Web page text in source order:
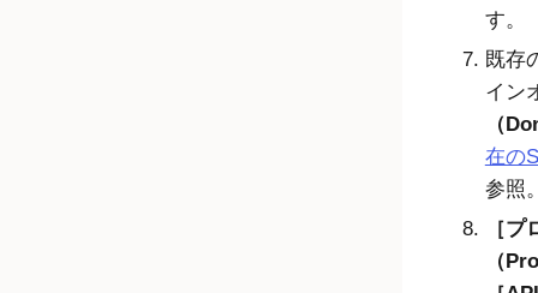
す。
既存
イン
（
在の
参照
プ
（